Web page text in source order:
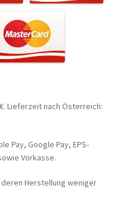
Lieferzeit nach Österreich:
Pay, Google Pay, EPS-
Vorkasse.
Herstellung weniger